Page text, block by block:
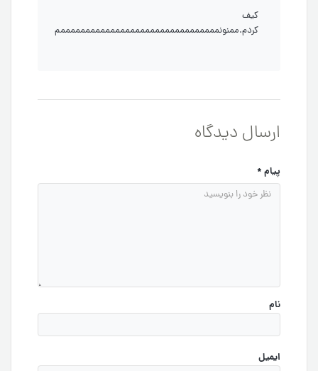
کیف
کردم.ممنونممممممممممممممممممممممممممممممممم
ارسال دیدگاه
پیام*
نام
ایمیل